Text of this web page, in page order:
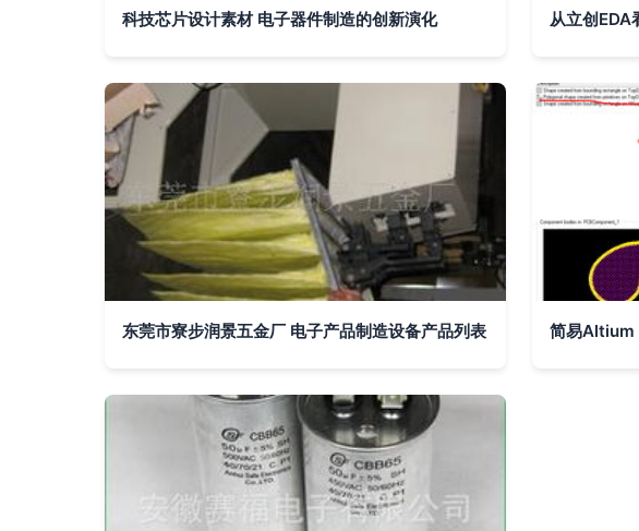
科技芯片设计素材 电子器件制造的创新演化
东莞市寮步润景五金厂 电子产品制造设备产品列表